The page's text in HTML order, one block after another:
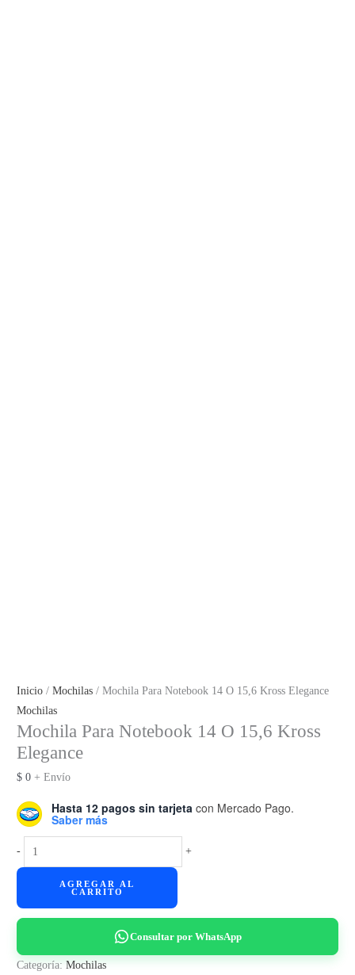
Inicio /Mochilas / Mochila Para Notebook 14 O 15,6 Kross Elegance
Mochilas
Mochila Para Notebook 14 O 15,6 Kross
Elegance
$ 0 + Envío
Hasta 12 pagos sin tarjeta con Mercado Pago.
Saber más
-
Mochila
Para
Notebook
Kross
+
AGREGAR AL
CARRITO
Consultar por WhatsApp
Categoría:Mochilas